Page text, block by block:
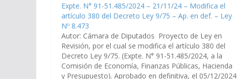
Expte. N° 91-51.485/2024 – 21/11/24 – Modifica el
artículo 380 del Decreto Ley 9/75 – Ap. en def. – Ley
Nº 8.473
Autor: Cámara de Diputados Proyecto de Ley en
Revisión, por el cual se modifica el artículo 380 del
Decreto Ley 9/75. (Expte. N° 91-51.485/2024, a la
Comisión de Economía, Finanzas Públicas, Hacienda
y Presupuesto). Aprobado en definitiva, el 05/12/2024